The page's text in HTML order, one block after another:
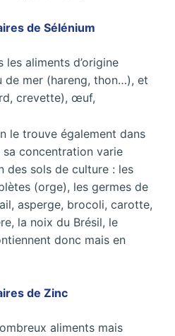
de Sélénium
aliments d’origine
de mer (hareng, thon…), et
crevette), œuf,
le trouve également dans
concentration varie
des sols de culture : les
(orge), les germes de
asperge, brocoli, carotte,
la noix du Brésil, le
donc mais en
de Zinc
aliments mais